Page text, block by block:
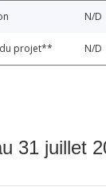
N/D
projet** N/D
31 juillet